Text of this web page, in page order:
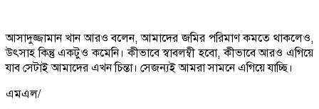
আসাদুজ্জামান খান আরও বলেন, আমাদের জমির পরিমাণ কমতে থাকলেও,
উৎসাহ কিন্তু একটুও কমেনি। কীভাবে স্বাবলম্বী হবো, কীভাবে আরও এগিয়ে
যাব সেটাই আমাদের এখন চিন্তা। সেজন্যই আমরা সামনে এগিয়ে যাচ্ছি।
এমএল/